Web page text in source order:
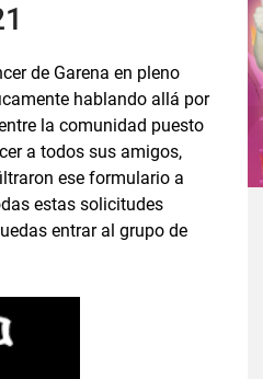
de Garena en pleno
hablando allá por
la comunidad puesto
a todos sus amigos,
ese formulario a
estas solicitudes
entrar al grupo de